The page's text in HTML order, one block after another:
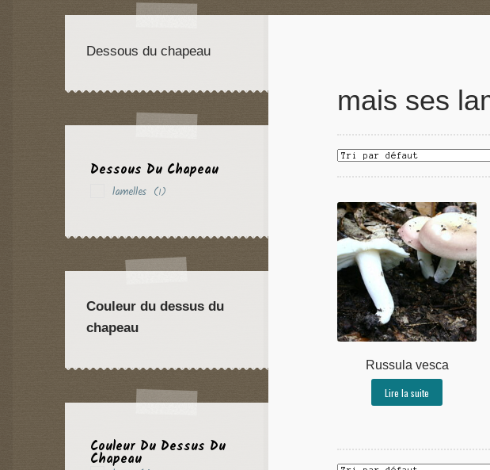
mais ses
Russula vesca
Lire la suite
Dessous du chapeau
Dessous Du Chapeau
lamelles (1)
Couleur du dessus du
chapeau
Couleur Du Dessus Du
Chapeau